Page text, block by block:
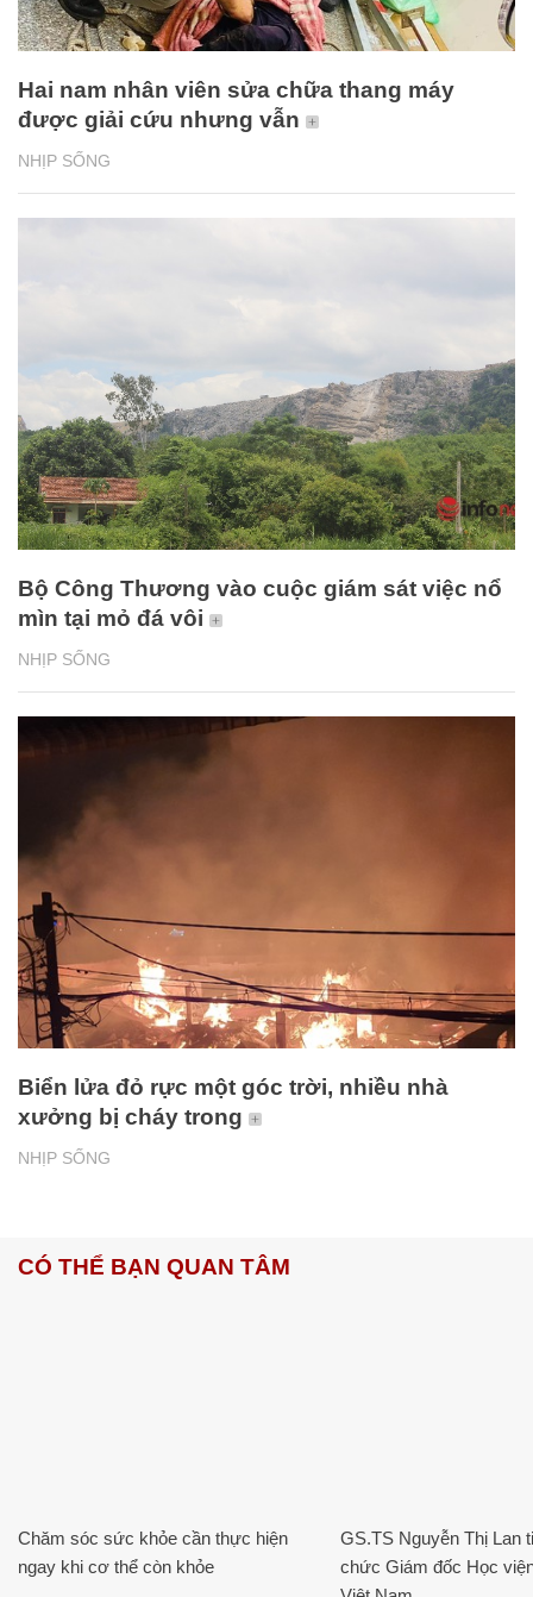
NHỊP SỐNG
Hai nam nhân viên sửa chữa thang máy
được giải cứu nhưng vẫn
NHỊP SỐNG
Bộ Công Thương vào cuộc giám sát việc nổ
mìn tại mỏ đá vôi
NHỊP SỐNG
Biển lửa đỏ rực một góc trời, nhiều nhà
xưởng bị cháy trong
CÓ THỂ BẠN QUAN TÂM
Chăm sóc sức khỏe cần thực hiện
ngay khi cơ thể còn khỏe
GS.TS Nguyễn Thị Lan
chức Giám đốc Học